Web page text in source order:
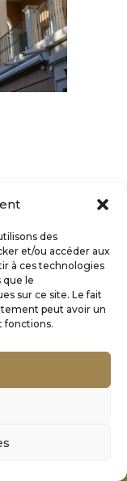
des
et/ou accéder aux
à ces technologies
que le
sur ce site. Le fait
peut avoir un
fonctions.